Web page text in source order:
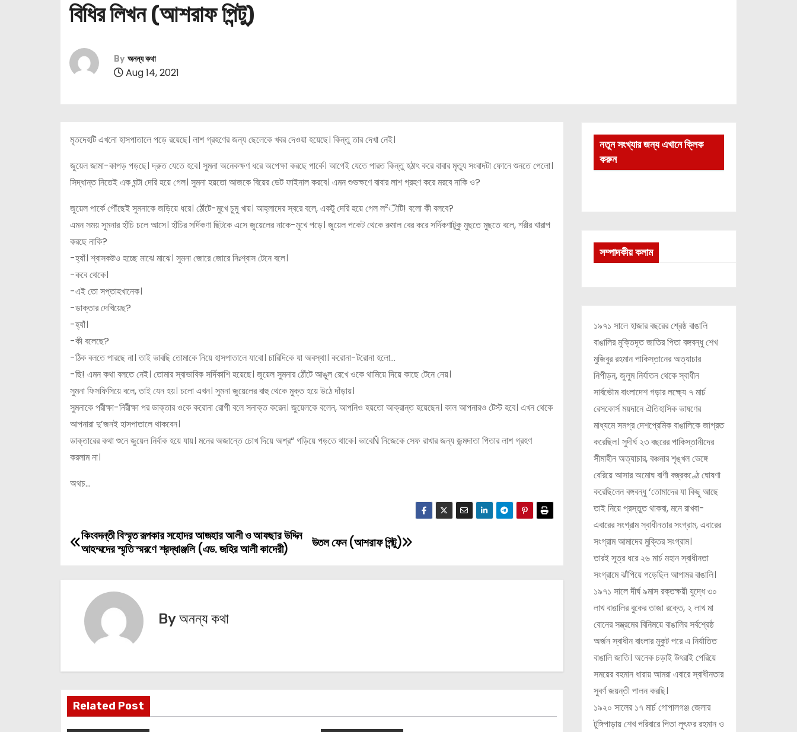
বিধির লিখন (আশরাফ পিন্টু)
By অনন্য কথা
Aug 14, 2021
মৃতদেহটি এখনো হাসপাতালে পড়ে রয়েছে। লাশ গ্রহণের জন্য ছেলেকে খবর দেওয়া হয়েছে। কিন্তু তার দেখা নেই।
জুয়েল জামা-কাপড় পড়ছে। দ্রুত যেতে হবে। সুমনা অনেকক্ষণ ধরে অপেক্ষা করছে পার্কে। আগেই যেতে পারত কিন্তু হঠাৎ করে বাবার মৃত্যু সংবাদটা ফোনে শুনতে পেলো।
সিদ্ধান্ত নিতেই এক ঘন্টা দেরি হয়ে গেল। সুমনা হয়তো আজকে বিয়ের ডেট ফাইনাল করবে। এমন শুভক্ষণে বাবার লাশ গ্রহণ করে মরবে নাকি ও?
জুয়েল পার্কে পৌঁছেই সুমনাকে জড়িয়ে ধরে। ঠোঁটে-মুখে চুমু খায়। আহ্লাদের স্বরে বলে, একটু দেরি হয়ে গেল ল²ীটি! বলো কী বলবে?
এমন সময় সুমনার হাঁচি চলে আসে। হাঁচির সর্দিকণা ছিটকে এসে জুয়েলের নাকে-মুখে পড়ে। জুয়েল পকেট থেকে রুমাল বের করে সর্দিকণাটুকু মুছতে মুছতে বলে, শরীর খারাপ
করছে নাকি?
-হ্যাঁ। শ্বাসকষ্টও হচ্ছে মাঝে মাঝে। সুমনা জোরে জোরে নিঃশ্বাস টেনে বলে।
-কবে থেকে।
-এই তো সপ্তাহখানেক।
-ডাক্তার দেখিয়েছ?
-হ্যাঁ।
-কী বলেছে?
-ঠিক বলতে পারছে না। তাই ভাবছি তোমাকে নিয়ে হাসপাতালে যাবো। চারিদিকে যা অবস্থা। করোনা-টরোনা হলো…
-ছি! এমন কথা বলতে নেই। তোমার স্বাভাবিক সর্দিকাশি হয়েছে। জুয়েল সুমনার ঠোঁটে আঙুল রেখে ওকে থামিয়ে দিয়ে কাছে টেনে নেয়।
সুমনা ফিসফিসিয়ে বলে, তাই যেন হয়। চলো এখন। সুমনা জুয়েলের বাহু থেকে মুক্ত হয়ে উঠে দাঁড়ায়।
সুমনাকে পরীক্ষা-নিরীক্ষা পর ডাক্তার ওকে করোনা রোগী বলে সনাক্ত করেন। জুয়েলকে বলেন, আপনিও হয়তো আক্রান্ত হয়েছেন। কাল আপনারও টেস্ট হবে। এখন থেকে
আপনারা দু’জনই হাসপাতালে থাকবেন।
ডাক্তারের কথা শুনে জুয়েল নির্বাক হয়ে যায়। মনের অজান্তে চোখ দিয়ে অশ্র“ গড়িয়ে পড়তে থাকে। ভাবেÑ নিজেকে সেফ রাখার জন্য জন্মদাতা পিতার লাশ গ্রহণ
করলাম না।
অথচ…
P
v
i
উতল ফেন (আশরাফ পিন্টু)
কিংবদন্তী বিস্মৃত রূপকার সহোদর আজহার আলী ও আফছার উদ্দিন
আহম্মদের স্মৃতি স্মরণে শ্রদ্ধাঞ্জলি (এড. জহির আলী কাদেরী)
Byঅনন্য কথা
Related Post
নতুন সংখ্যার জন্য এখানে ক্লিক
করুন
সম্পাদকীয় কলাম
১৯৭১ সালে হাজার বছরের শ্রেষ্ঠ বাঙালি
বাঙালির মুক্তিদূত জাতির পিতা বঙ্গবন্ধু শেখ
মুজিবুর রহমান পাকিস্তানের অত্যাচার
নিপীড়ন, জুলুম নির্যাতন থেকে স্বাধীন
সার্বভৌম বাংলাদেশ গড়ার লক্ষ্যে ৭ মার্চ
রেসকোর্স ময়দানে ঐতিহাসিক ভাষণের
মাধ্যমে সমগ্র দেশপ্রেমিক বাঙালিকে জাগ্রত
করেছিল। সুদীর্ঘ ২৩ বছরের পাকিস্তানীদের
সীমাহীন অত্যাচার, বঞ্চনার শৃঙ্খল ভেঙ্গে
বেরিয়ে আসার অমোঘ বাণী বজ্রকণ্ঠে ঘোষণা
করেছিলেন বঙ্গবন্ধু ‘তোমাদের যা কিছু আছে
তাই নিয়ে প্রস্তুত থাকবা, মনে রাখবা-
এবারের সংগ্রাম স্বাধীনতার সংগ্রাম, এবারের
সংগ্রাম আমাদের মুক্তির সংগ্রাম।
তারই সূত্র ধরে ২৬ মার্চ মহান স্বাধীনতা
সংগ্রামে ঝাঁপিয়ে পড়েছিল আপামর বাঙালি।
১৯৭১ সালে দীর্ঘ ৯মাস রক্তক্ষয়ী যুদ্ধে ৩০
লাখ বাঙালির বুকের তাজা রক্তে, ২ লাখ মা
বোনের সম্ভ্রমের বিনিময়ে বাঙালির সর্বশ্রেষ্ঠ
অর্জন স্বাধীন বাংলার মুকুট পরে এ নির্যাতিত
বাঙালি জাতি। অনেক চড়াই উৎরাই পেরিয়ে
সময়ের বহমান ধারায় আমরা এবারে স্বাধীনতার
সুবর্ণ জয়ন্তী পালন করছি।
১৯২০ সালের ১৭ মার্চ গোপালগঞ্জ জেলার
টুঙ্গিপাড়ায় শেখ পরিবারে পিতা লুৎফর রহমান ও